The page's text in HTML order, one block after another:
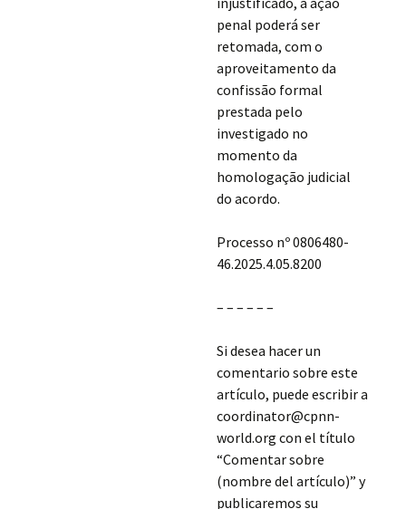
penal poderá ser
retomada, com o
aproveitamento da
confissão formal
prestada pelo
investigado no
momento da
homologação judicial
do acordo.
Processo nº 0806480-
46.2025.4.05.8200
– – – – – –
Si desea hacer un
comentario sobre este
artículo, puede escribir a
coordinator@cpnn-
world.org con el título
“Comentar sobre
(nombre del artículo)” y
publicaremos su